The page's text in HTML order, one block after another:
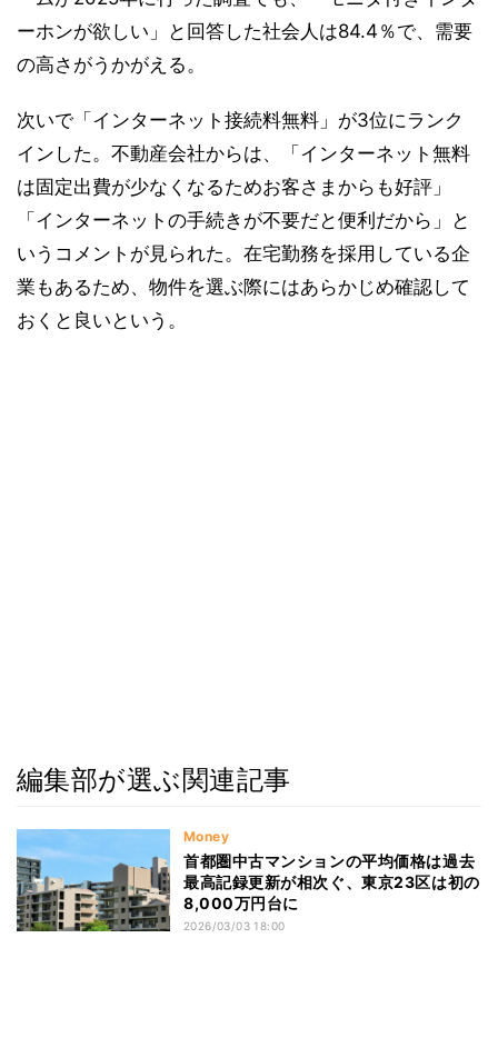
ーホンが欲しい」と回答した社会人は84.4％で、需要
の高さがうかがえる。
次いで「インターネット接続料無料」が3位にランク
インした。不動産会社からは、「インターネット無料
は固定出費が少なくなるためお客さまからも好評」
「インターネットの手続きが不要だと便利だから」と
いうコメントが見られた。在宅勤務を採用している企
業もあるため、物件を選ぶ際にはあらかじめ確認して
おくと良いという。
編集部が選ぶ関連記事
Money
首都圏中古マンションの平均価格は過去
最高記録更新が相次ぐ、東京23区は初の
8,000万円台に
2026/03/03 18:00